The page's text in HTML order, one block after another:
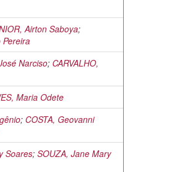
Airton Saboya;
Pereira
Narciso; CARVALHO,
Maria Odete
; COSTA, Geovanni
Soares; SOUZA, Jane Mary